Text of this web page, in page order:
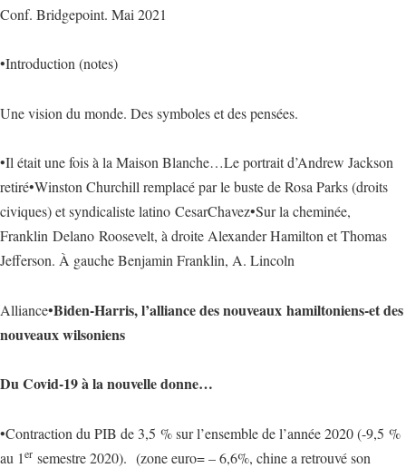
Conf. Bridgepoint. Mai 2021
•Introduction (notes)
Une vision du monde. Des symboles et des pensées.
•Il était une fois à la Maison Blanche…Le portrait d’Andrew Jackson
retiré•Winston Churchill remplacé par le buste de Rosa Parks (droits
civiques) et syndicaliste latino CesarChavez•Sur la cheminée,
Franklin Delano Roosevelt, à droite Alexander Hamilton et Thomas
Jefferson. À gauche Benjamin Franklin, A. Lincoln
Alliance•Biden-Harris, l’alliance des nouveaux hamiltoniens-et des
nouveaux wilsoniens
Du Covid-19 à la nouvelle donne…
•Contraction du PIB de 3,5 % sur l’ensemble de l’année 2020 (-9,5 %
au 1er semestre 2020). (zone euro= – 6,6%, chine a retrouvé son